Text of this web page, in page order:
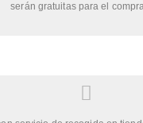
serán gratuitas para el